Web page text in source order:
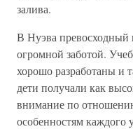
залива.
В Нуэва превосходный
огромной заботой.
хорошо разработаны и
дети получали как
внимание по
особенностям каждого